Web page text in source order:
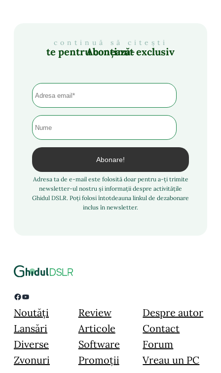
continuă să citești
Abonează-te pentru conținut exclusiv
Adresa ta de e-mail este folosită doar pentru a-ți trimite
newsletter-ul nostru și informații despre activitățile
Ghidul DSLR. Poți folosi întotdeauna linkul de dezabonare
inclus în newsletter.
Facebook YouTube
Noutăți
Lansări
Diverse
Zvonuri
Review
Articole
Software
Promoții
Despre autor
Contact
Forum
Vreau un PC